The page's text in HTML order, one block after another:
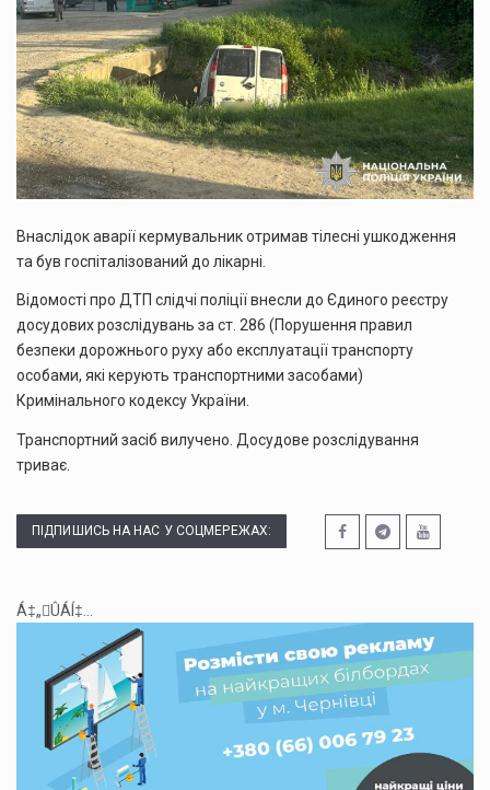
Внаслідок аварії кермувальник отримав тілесні ушкодження
та був госпіталізований до лікарні.
Відомості про ДТП слідчі поліції внесли до Єдиного реєстру
досудових розслідувань за ст. 286 (Порушення правил
безпеки дорожнього руху або експлуатації транспорту
особами, які керують транспортними засобами)
Кримінального кодексу України.
Транспортний засіб вилучено. Досудове розслідування
триває.
ПІДПИШИСЬ НА НАС У СОЦМЕРЕЖАХ:
Á‡„ÛÁÍ‡...